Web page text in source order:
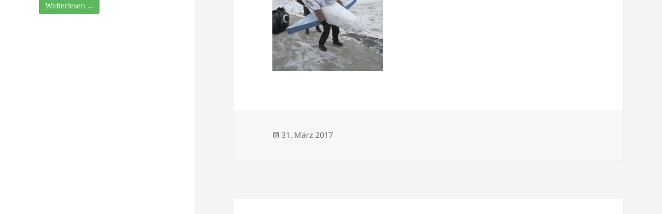
Weiterlesen …
Veröffentlicht
31. März 2017